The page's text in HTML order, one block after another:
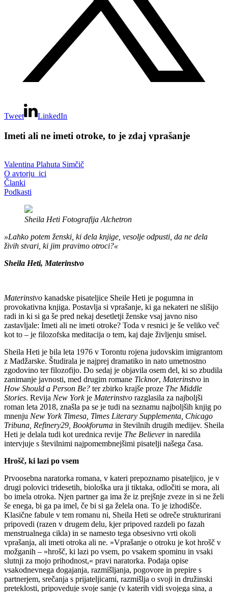
Tweet LinkedIn
Imeti ali ne imeti otroke, to je zdaj vprašanje
Valentina Plahuta Simčič
O avtorju_ici
Članki
Podkasti
Sheila Heti Fotografija Alchetron
»Lahko potem ženski, ki dela knjige, vesolje odpusti, da ne dela
živih stvari, ki jim pravimo otroci?«
Sheila Heti, Materinstvo
Materinstvo kanadske pisateljice Sheile Heti je pogumna in
provokativna knjiga. Postavlja si vprašanje, ki ga nekateri ne slišijo
radi in ki si ga še pred nekaj desetletji ženske vsaj javno niso
zastavljale: Imeti ali ne imeti otroke? Toda v resnici je še veliko več
kot to – je filozofska meditacija o tem, kaj daje življenju smisel.
Sheila Heti je bila leta 1976 v Torontu rojena judovskim imigrantom
z Madžarske. Študirala je najprej dramatiko in nato umetnostno
zgodovino ter filozofijo. Do sedaj je objavila osem del, ki so zbudila
zanimanje javnosti, med drugim romane Ticknor, Materinstvo in
How Should a Person Be? ter zbirko krajše proze The Middle
Stories. Revija New Yorkje Materinstvo razglasila za najboljši
roman leta 2018, znašla pa se je tudi na seznamu najboljših knjig po
mnenju New York Timesa, Times Literary Supplementa, Chicago
Tribuna, Refinery29, Bookforuma in številnih drugih medijev. Sheila
Heti je delala tudi kot urednica revije The Believerin naredila
intervjuje s številnimi najpomembnejšimi pisatelji našega časa.
Hrošč, ki lazi po vsem
Prvoosebna naratorka romana, v kateri prepoznamo pisateljico, je v
drugi polovici tridesetih, biološka ura ji tiktaka, odločiti se mora, ali
bo imela otroka. Njen partner ga ima že iz prejšnje zveze in si ne želi
še enega, bi ga pa imel, če bi si ga želela ona. To je izhodišče.
Klasične fabule v tem romanu ni, Sheila Heti se odreče strukturirani
pripovedi (razen v drugem delu, kjer pripoved razdeli po fazah
menstrualnega cikla) in se namesto tega obsesivno vrti okoli
vprašanja, ali imeti otroka ali ne. »Vprašanje o otroku je kot hrošč v
možganih – »hrošč, ki lazi po vsem, po vsakem spominu in vsaki
slutnji za mojo prihodnost,« pravi naratorka. Podaja opise
vsakodnevnega dogajanja, razmišljanja, pogovore in prepire s
partnerjem, srečanja s prijateljicami, razmišlja o svoji in družinski
preteklosti, pripoveduje svoje sanje (v katerih vidi svojega sina, a